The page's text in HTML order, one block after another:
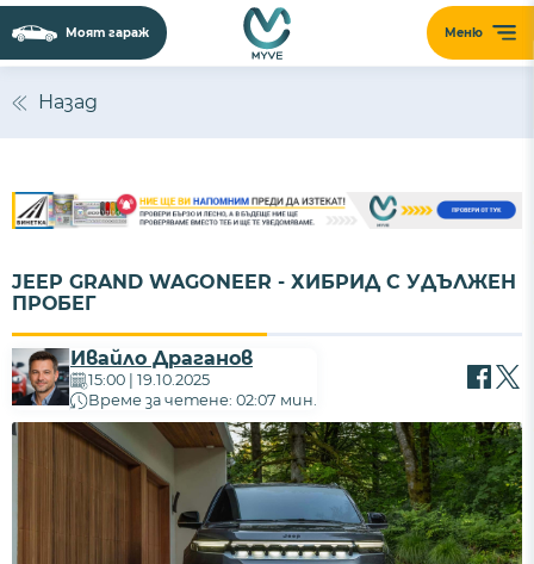
Меню
Моят гараж
Назад
JEEP GRAND WAGONEER - ХИБРИД С УДЪЛЖЕН
ПРОБЕГ
Ивайло Драганов
15:00 | 19.10.2025
Време за четене: 02:07 мин.